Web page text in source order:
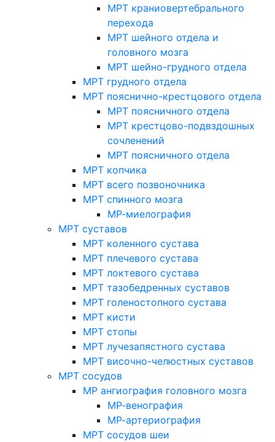
МРТ краниовертебрального
перехода
МРТ шейного отдела и
головного мозга
МРТ шейно-грудного отдела
МРТ грудного отдела
МРТ пояснично-крестцового отдела
МРТ поясничного отдела
МРТ крестцово-подвздошных
сочленений
МРТ поясничного отдела
МРТ копчика
МРТ всего позвоночника
МРТ спинного мозга
МР-миелография
МРТ суставов
МРТ коленного сустава
МРТ плечевого сустава
МРТ локтевого сустава
МРТ тазобедренных суставов
МРТ голеностопного сустава
МРТ кисти
МРТ стопы
МРТ лучезапястного сустава
МРТ височно-челюстных суставов
МРТ сосудов
МР ангиография головного мозга
МР-венография
МР-артериография
МРТ сосудов шеи